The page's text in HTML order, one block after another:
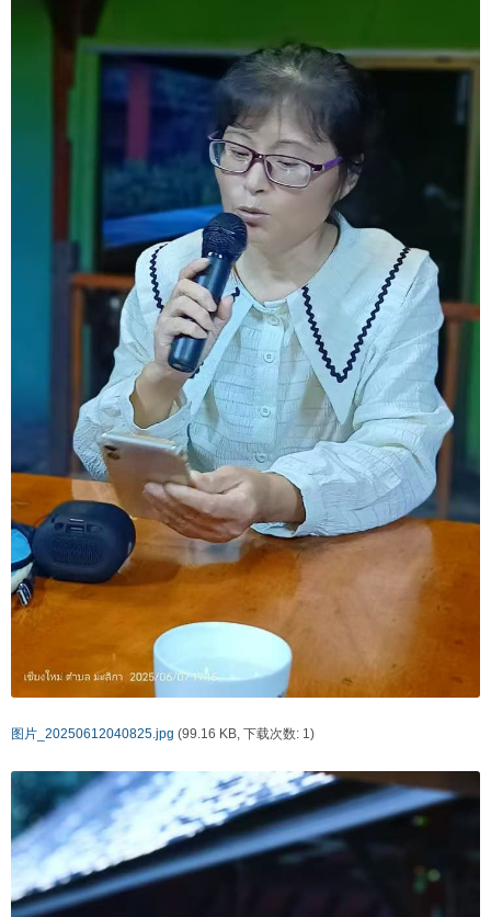
图片_20250612040825.jpg (99.16 KB, 下载次数: 1)